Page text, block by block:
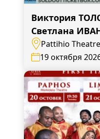
Виктория
Светлана
розовая дама"
Pattihio
Agias Zonis
19 октября